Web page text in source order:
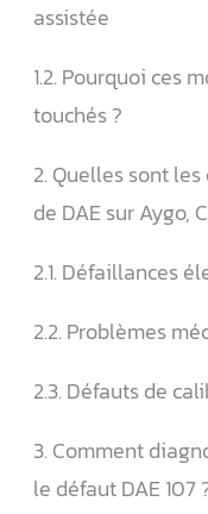
assistée
1.2. Pourquoi ces
touchés ?
2. Quelles sont
de DAE sur Aygo,
2.1. Défaillances
2.2. Problèmes
2.3. Défauts de
3. Comment
le défaut DAE 107